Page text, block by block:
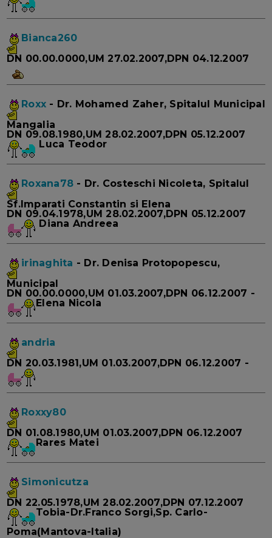
Bianca260
DN 00.00.0000,UM 27.02.2007,DPN 04.12.2007
Roxx - Dr. Mohamed Zaher, Spitalul Municipal
Mangalia
DN 09.08.1980,UM 28.02.2007,DPN 05.12.2007
Luca Teodor
Roxana78 - Dr. Costeschi Nicoleta, Spitalul
Sf.Imparati Constantin si Elena
DN 09.04.1978,UM 28.02.2007,DPN 05.12.2007
Diana Andreea
irinaghita - Dr. Denisa Protopopescu,
Municipal
DN 00.00.0000,UM 01.03.2007,DPN 06.12.2007 -
Elena Nicola
andria
DN 20.03.1981,UM 01.03.2007,DPN 06.12.2007 -
Roxxy80
DN 01.08.1980,UM 01.03.2007,DPN 06.12.2007
Rares Matei
Simonicutza
DN 22.05.1978,UM 28.02.2007,DPN 07.12.2007
Tobia-Dr.Franco Sorgi,Sp. Carlo-
Poma(Mantova-Italia)